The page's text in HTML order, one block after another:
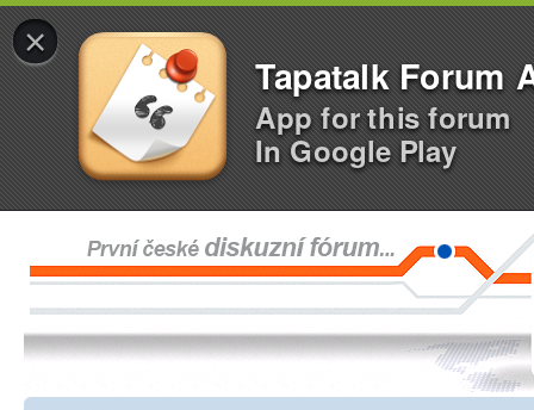
×
Tapatalk Forum
App for this forum
In Google Play